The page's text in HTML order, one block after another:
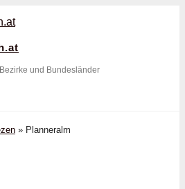
und Bundesländer
» Planneralm